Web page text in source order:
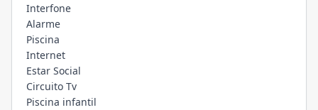
Interfone
Alarme
Piscina
Internet
Estar Social
Circuito Tv
Piscina infantil